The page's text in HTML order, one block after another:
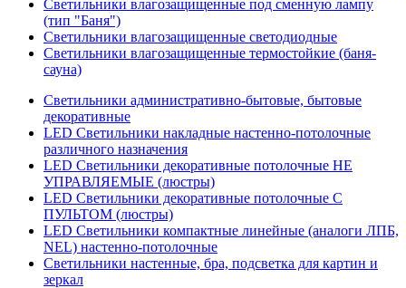
Светильники влагозащищенные под сменную лампу
(тип "Баня")
Светильники влагозащищенные светодиодные
Светильники влагозащищенные термостойкие (баня-
сауна)
Светильники административно-бытовые, бытовые
декоративные
LED Cветильники накладные настенно-потолочные
различного назначения
LED Светильники декоративные потолочные НЕ
УПРАВЛЯЕМЫЕ (люстры)
LED Светильники декоративные потолочные С
ПУЛЬТОМ (люстры)
LED Светильники компактные линейные (аналоги ЛПБ,
NEL) настенно-потолочные
Светильники настенные, бра, подсветка для картин и
зеркал